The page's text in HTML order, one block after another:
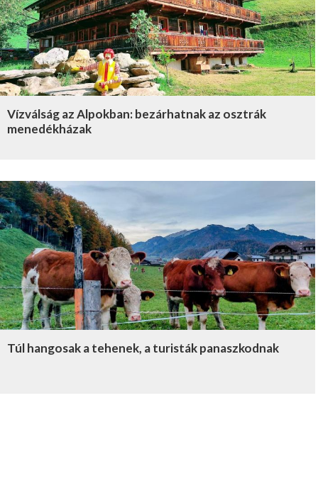
Vízválság az Alpokban: bezárhatnak az osztrák
menedékházak
Túl hangosak a tehenek, a turisták panaszkodnak